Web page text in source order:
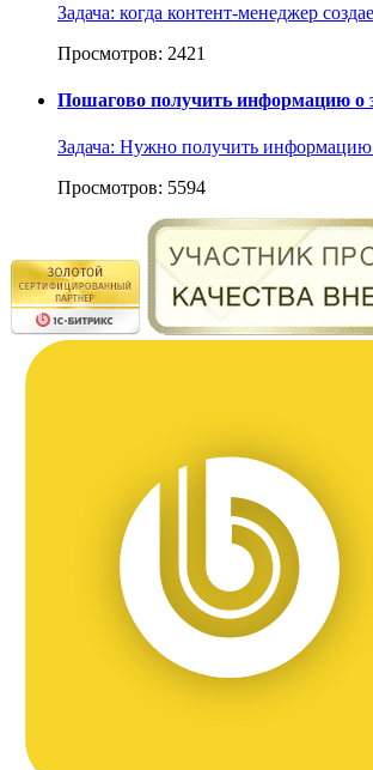
Задача: когда контент-менеджер
Просмотров: 2421
Пошагово получить информацию о
Задача: Нужно получить информацию
Просмотров: 5594